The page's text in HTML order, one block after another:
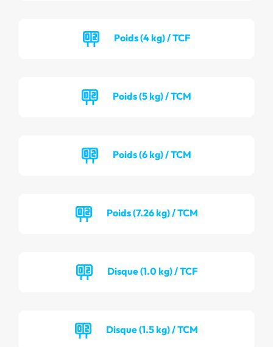
Poids (4 kg) / TCF
Poids (5 kg) / TCM
Poids (6 kg) / TCM
Poids (7.26 kg) / TCM
Disque (1.0 kg) / TCF
Disque (1.5 kg) / TCM